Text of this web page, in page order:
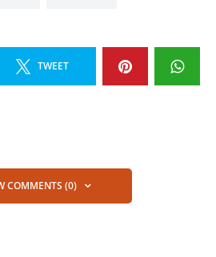
TWEET
COMMENTS (0)